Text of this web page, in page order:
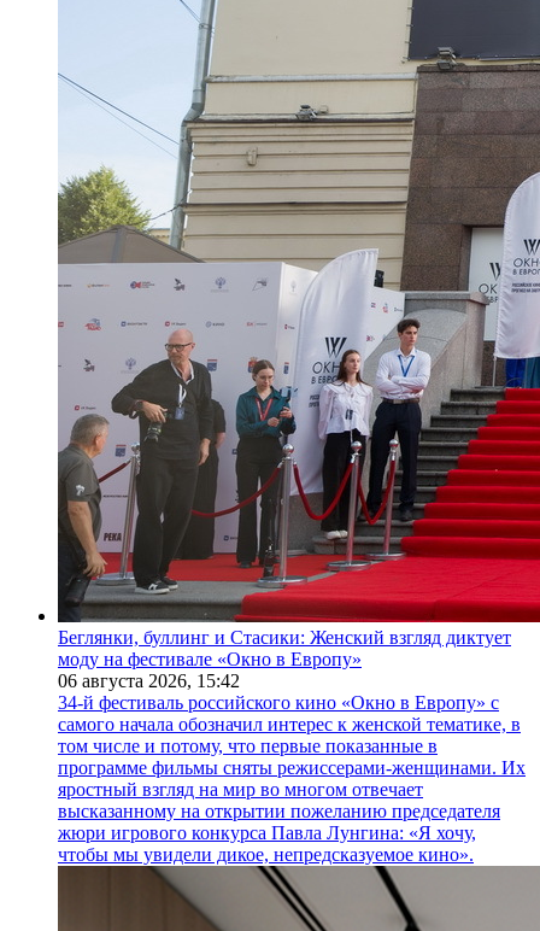
Беглянки, буллинг и Стасики: Женский взгляд диктует
моду на фестивале «Окно в Европу»
06 августа 2026, 15:42
34-й фестиваль российского кино «Окно в Европу» с
самого начала обозначил интерес к женской тематике, в
том числе и потому, что первые показанные в
программе фильмы сняты режиссерами-женщинами. Их
яростный взгляд на мир во многом отвечает
высказанному на открытии пожеланию председателя
жюри игрового конкурса Павла Лунгина: «Я хочу,
чтобы мы увидели дикое, непредсказуемое кино».